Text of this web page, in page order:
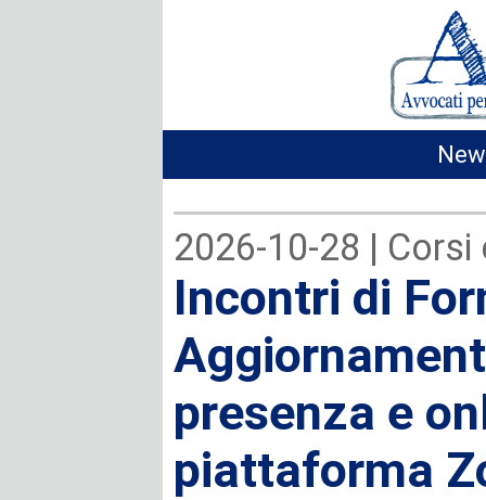
2026-10-28 | Corsi
Incontri di
presenza e
piattaforma